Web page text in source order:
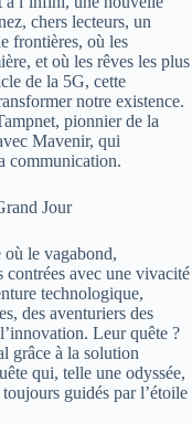
chers lecteurs, un
frontières, où les
et où les rêves les plus
de la 5G, cette
notre existence.
pionnier de la
Mavenir, qui
communication.
Jour
où le vagabond,
contrées avec une vivacité
technologique,
des aventuriers des
Leur quête ?
grâce à la solution
qui, telle une odyssée,
guidés par l’étoile